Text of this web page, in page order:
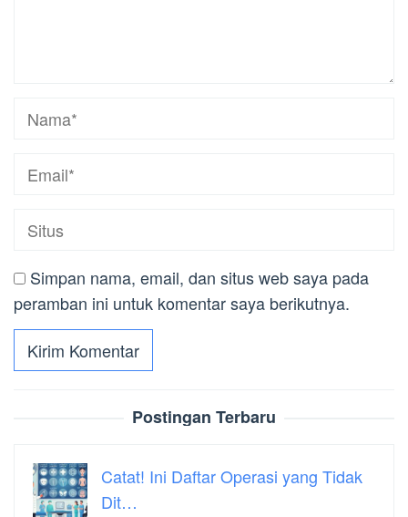
Simpan nama, email, dan situs web saya pada
peramban ini untuk komentar saya berikutnya.
Postingan Terbaru
Catat! Ini Daftar Operasi yang Tidak
Dit…